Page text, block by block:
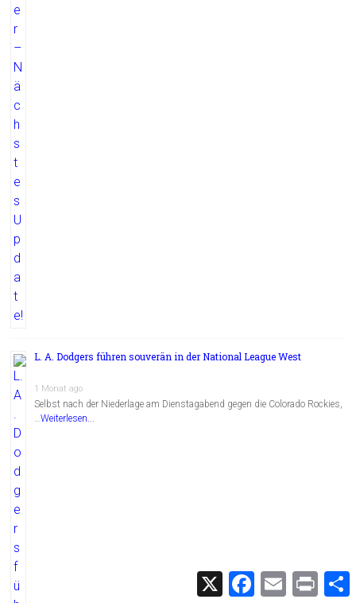
L. A. Dodgers führen souverän in der National League West
1 Monat ago
Selbst nach der Niederlage am Dienstagabend gegen die Colorado Rockies,
…Weiterlesen...
X
F
E
m
P